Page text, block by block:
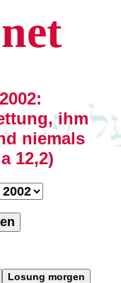
ihm
niemals
12,2)
Losung morgen